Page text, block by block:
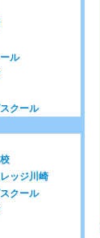
ル
クール
ッジ川崎
クール